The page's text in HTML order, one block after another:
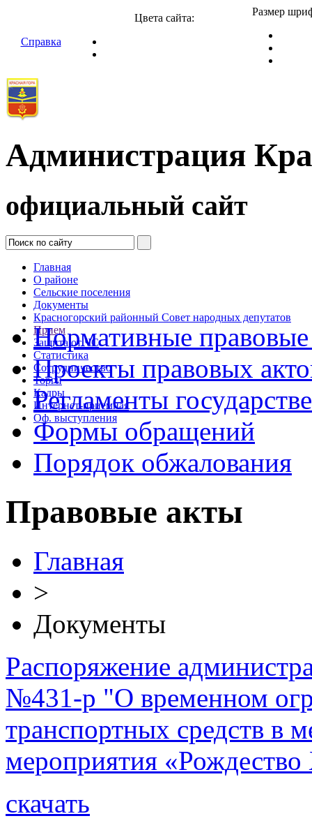
Справка
Цвета сайта:
Размер
Администрация
официальный сайт
Главная
О районе
Сельские поселения
Документы
Красногорский районный Совет народных депутатов
Прием
Защита от ЧС
Статистика
Сотрудничество
Торги
Кадры
Интернет-приемная
Оф. выступления
Нормативные
Проекты правовых
Регламенты
Формы обращений
Порядок обжалования
Правовые акты
Главная
>
Документы
Распоряжение
№431-р "О временном
транспортных средств в
мероприятия
скачать